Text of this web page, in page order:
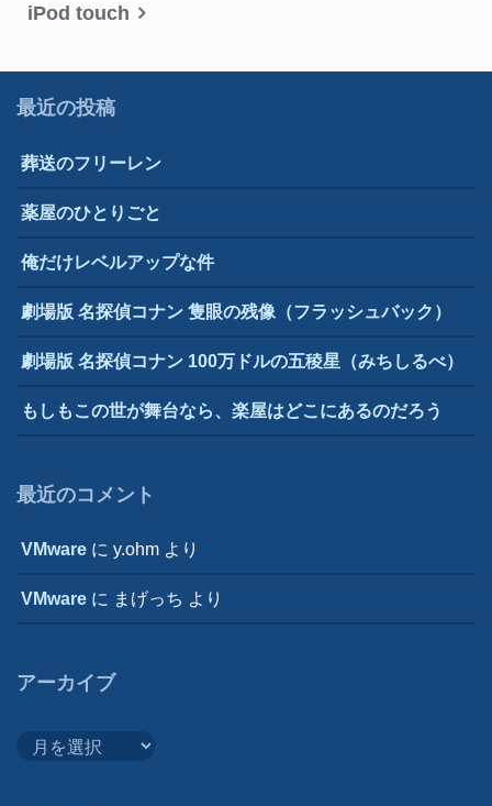
稿
ビ
ー
シ
ョ
iPod touch
最近の投稿
葬送のフリーレン
薬屋のひとりごと
俺だけレベルアップな件
劇場版 名探偵コナン 隻眼の残像（フラッシュバック）
劇場版 名探偵コナン 100万ドルの五稜星（みちしるべ）
もしもこの世が舞台なら、楽屋はどこにあるのだろう
最近のコメント
VMware に y.ohm より
VMware に まげっち より
アーカイブ